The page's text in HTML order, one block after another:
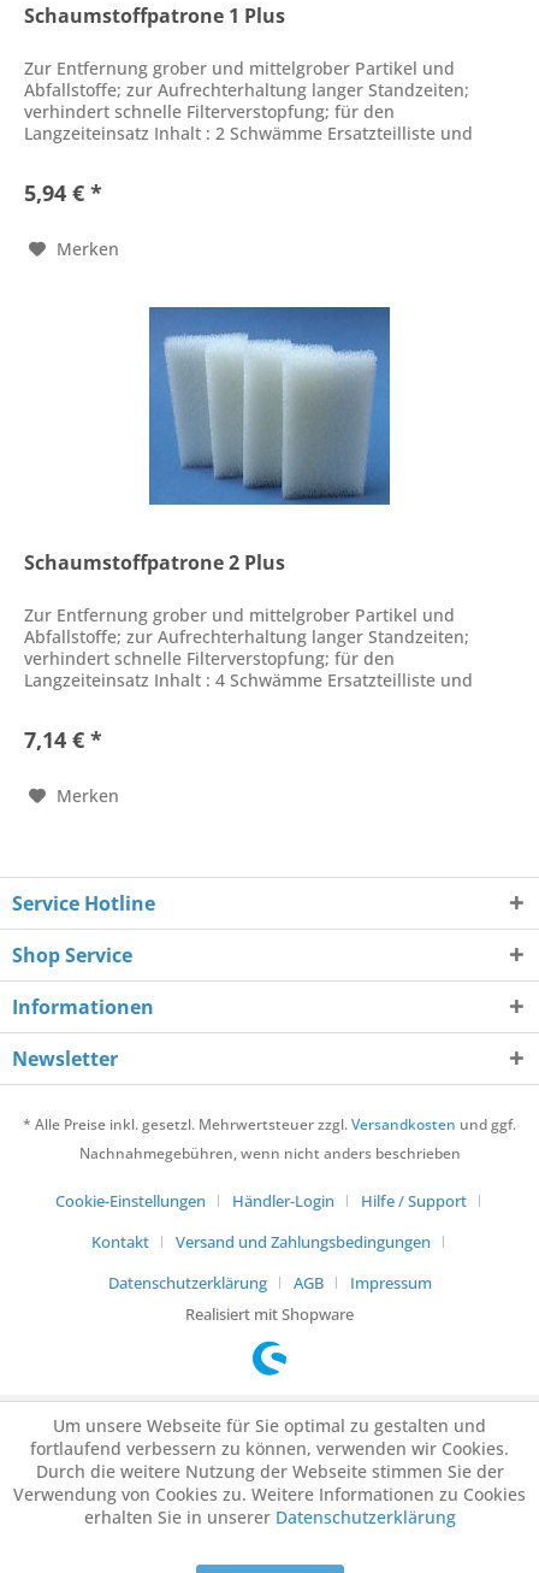
Schaumstoffpatrone 1 Plus
Zur Entfernung grober und mittelgrober Partikel und
Abfallstoffe; zur Aufrechterhaltung langer Standzeiten;
verhindert schnelle Filterverstopfung; für den
Langzeiteinsatz Inhalt : 2 Schwämme Ersatzteilliste und
5,94 € *
Merken
Schaumstoffpatrone 2 Plus
Zur Entfernung grober und mittelgrober Partikel und
Abfallstoffe; zur Aufrechterhaltung langer Standzeiten;
verhindert schnelle Filterverstopfung; für den
Langzeiteinsatz Inhalt : 4 Schwämme Ersatzteilliste und
7,14 € *
Merken
Service Hotline
Shop Service
Informationen
Newsletter
* Alle Preise inkl. gesetzl. Mehrwertsteuer zzgl.Versandkosten und ggf.
Nachnahmegebühren, wenn nicht anders beschrieben
Cookie-Einstellungen Händler-Login
Hilfe / Support
Kontakt
Versand und Zahlungsbedingungen
Datenschutzerklärung
AGB
Impressum
Realisiert mit Shopware
Um unsere Webseite für Sie optimal zu gestalten und
fortlaufend verbessern zu können, verwenden wir Cookies.
Durch die weitere Nutzung der Webseite stimmen Sie der
Verwendung von Cookies zu. Weitere Informationen zu Cookies
erhalten Sie in unserer Datenschutzerklärung